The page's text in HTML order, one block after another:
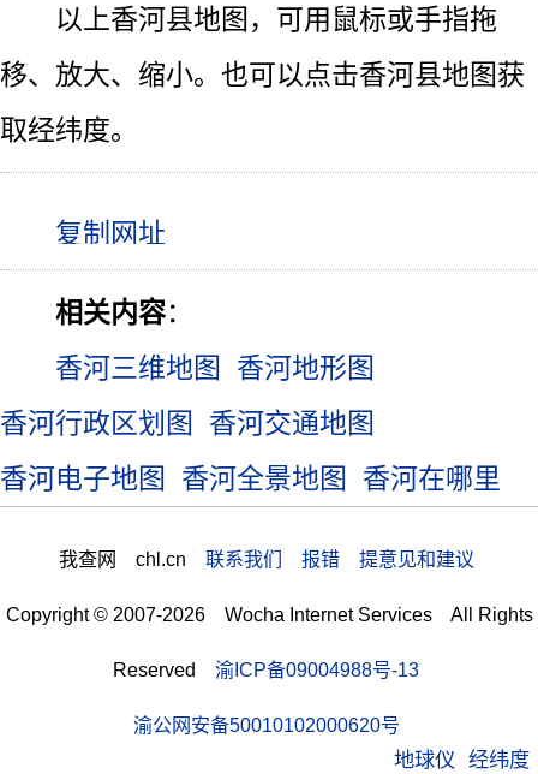
地球仪 经纬度
以上香河县地图，可用鼠标或手指拖
移、放大、缩小。也可以点击香河县地图获
取经纬度。
相关内容：
香河三维地图
香河地形图
香河行政区划图
香河交通地图
香河电子地图
香河全景地图 香河在哪里
我查网 chl.cn 联系我们 报错 提意见和建议
Copyright © 2007-2026 Wocha Internet Services All Rights
Reserved 渝ICP备09004988号-13
渝公网安备50010102000620号